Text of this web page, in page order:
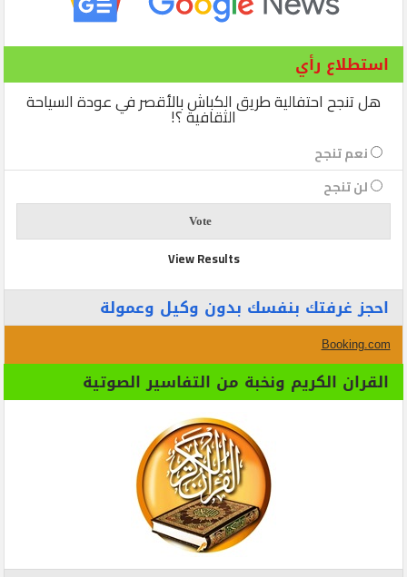
استطلاع رأي
هل تنجح احتفالية طريق الكباش بالأقصر في عودة السياحة
الثقافية ؟!
نعم تنجح
لن تنجح
View Results
احجز غرفتك بنفسك بدون وكيل وعمولة
Booking.com
القران الكريم ونخبة من التفاسير الصوتية